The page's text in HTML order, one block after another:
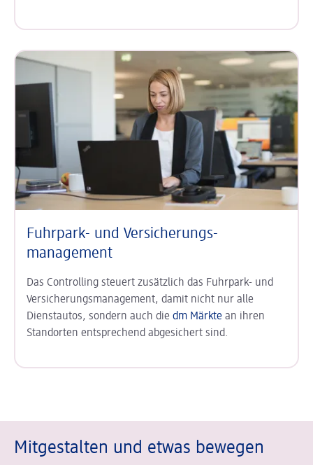
Fuhrpark- und Versicherungs­
management
Das Controlling steuert zusätzlich das Fuhrpark- und
Versicherungsmanagement, damit nicht nur alle
Dienstautos, sondern auch die dm Märkte an ihren
Standorten entsprechend abgesichert sind.
Mitgestalten und etwas bewegen